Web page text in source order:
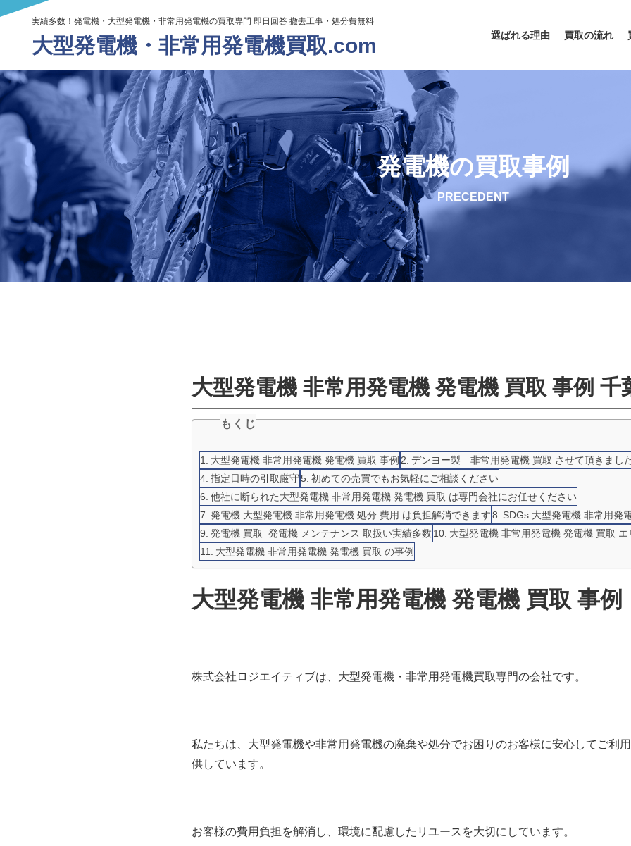
実績多数！発電機・大型発電機・非常用発電機の買取専門 即日回答 撤去工事・処分費無料
大型発電機・ 非常用発電機買取.com 選ばれる理由 買取の流れ
発電機の買取事例
PRECEDENT
大型発電機 非常用発電機 発電機 買取 事例 千
もくじ
大型発電機 非常用発電機 発電機 買取 事例
デンヨー製 非常用発電機 買取 させて頂きまし
指定日時の引取厳守
初めての売買でもお気軽にご相談ください
他社に断られた大型発電機 非常用発電機 発電機 買取 は専門会社にお任せください
発電機 大型発電機 非常用発電機 処分 費用 は負担解消できます
SDGs 大型発電機 非常用発
発電機 買取 発電機 メンテナンス 取扱い実績多数
大型発電機 非常用発電機 発電機 買取
大型発電機 非常用発電機 発電機 買取 の事例
大型発電機 非常用発電機 発電機 買取 事例
株式会社ロジエイティブは、大型発電機・非常用発電機買取専門の会社です。
私たちは、大型発電機や非常用発電機の廃棄や処分でお困りのお客様に安心してご利
供しています。
お客様の費用負担を解消し、環境に配慮したリユースを大切にしています。